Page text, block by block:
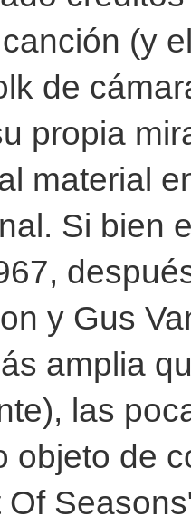
(y
de
propia
material
Si bien
y Gus
amplia
las
objeto de